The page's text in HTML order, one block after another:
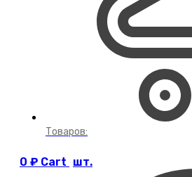
Товаров:
0 ₽ Cart